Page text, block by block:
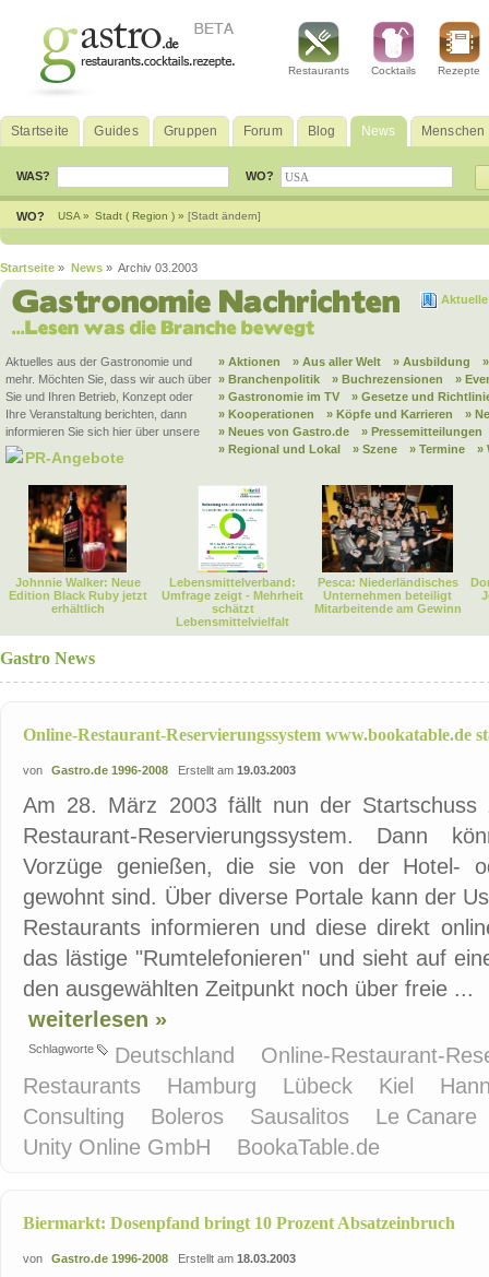
Restaurants Cocktails Rezepte
Startseite Guides Gruppen Forum Blog News Menschen
WAS? WO?
WO? USA » Stadt ( Region ) » [Stadt ändern]
Startseite » News » Archiv 03.2003
Aktuelles aus der Gastronomie und
mehr. Möchten Sie, dass wir auch über
Sie und Ihren Betrieb, Konzept oder
Ihre Veranstaltung berichten, dann
informieren Sie sich hier über unsere
PR-Angebote
» Aktionen » Aus aller Welt » Ausbildung
» Branchenpolitik
» Buchrezensionen
»
» Gastronomie im TV
» Gesetze und
» Kooperationen
» Köpfe und Karrieren
»
» Neues von Gastro.de
» Pressemitteilungen
» Regional und Lokal
» Szene » Termine »
Johnnie Walker: Neue
Edition Black Ruby jetzt
erhältlich
Lebensmittelverband:
Umfrage zeigt - Mehrheit
schätzt
Lebensmittelvielfalt
Pesca: Niederländisches
Unternehmen beteiligt
Mitarbeitende am Gewinn
Gastro News
Online-Restaurant-Reservierungssystem www.bookatable.de
von Gastro.de 1996-2008 Erstellt am 19.03.2003
Am 28. März 2003 fällt nun der Startschuss
Restaurant-Reservierungssystem. Dann
Vorzüge genießen, die sie von der Hotel-
gewohnt sind. Über diverse Portale kann der
Restaurants informieren und diese direkt
das lästige "Rumtelefonieren" und sieht auf
den ausgewählten Zeitpunkt noch über freie ...
weiterlesen »
Schlagworte Deutschland
Online-Restaurant-
Restaurants
Hamburg Lübeck Kiel
Consulting
Boleros Sausalitos
Le Canare
Unity Online GmbH
BookaTable.de
Biermarkt: Dosenpfand bringt 10 Prozent Absatzeinbruch
von Gastro.de 1996-2008 Erstellt am 18.03.2003